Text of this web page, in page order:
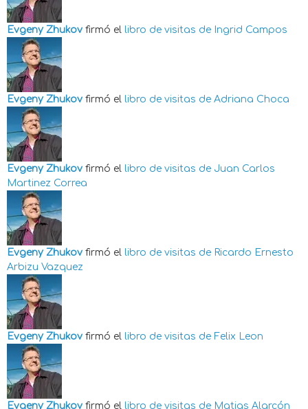
Evgeny Zhukov firmó el libro de visitas de Ingrid Campos
Evgeny Zhukov firmó el libro de visitas de Adriana Choca
Evgeny Zhukov firmó el libro de visitas de Juan Carlos
Martinez Correa
Evgeny Zhukov firmó el libro de visitas de Ricardo Ernesto
Arbizu Vazquez
Evgeny Zhukov firmó el libro de visitas de Felix Leon
Evgeny Zhukov firmó el libro de visitas de Matias Alarcón